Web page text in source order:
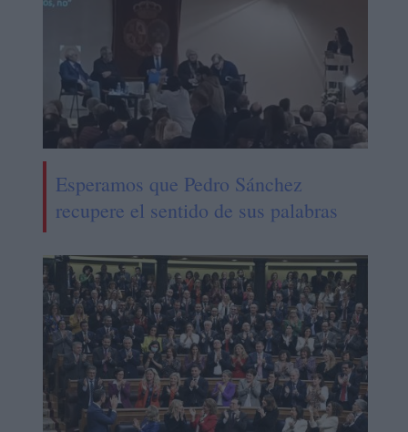
Esperamos que Pedro Sánchez
recupere el sentido de sus palabras